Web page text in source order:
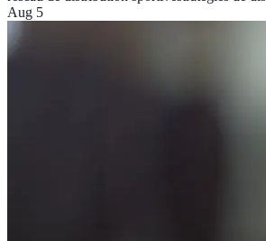
Aug 5